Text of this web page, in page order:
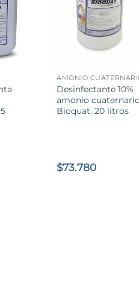
AMONIO
Desinfectante 10%
amonio
Bioquat. 20 litros
$73.780